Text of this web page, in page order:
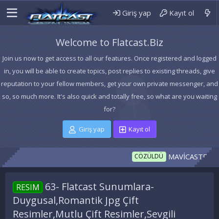
Giriş yap Kayıt ol
Welcome to Flatcast.Biz
Join us now to get access to all our features. Once registered and logged
in, you will be able to create topics, post replies to existing threads, give
reputation to your fellow members, get your own private messenger, and
so, so much more. It's also quick and totally free, so what are you waiting
for?
Giriş yap Kayıt ol
MAVİCASTERFM
RESIM
63- Flatcast Sunumlara-
Duygusal,Romantik Jpg Çift
Resimler,Mutlu Çift Resimler,Sevgili